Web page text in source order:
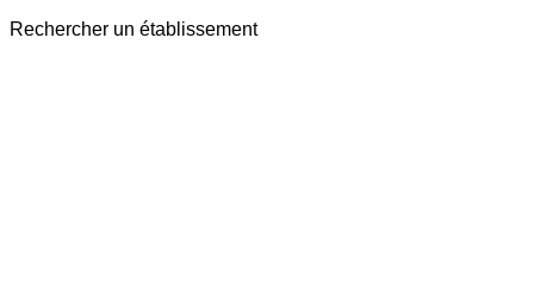
Rechercher un établissement